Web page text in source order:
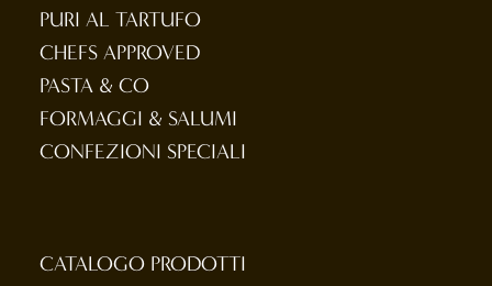
PURI AL TARTUFO
CHEFS APPROVED
PASTA & CO
FORMAGGI & SALUMI
CONFEZIONI SPECIALI
CATALOGO PRODOTTI